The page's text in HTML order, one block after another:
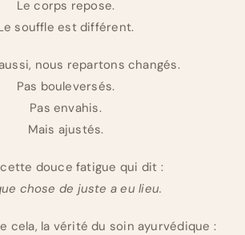
Le corps repose.
souffle est différent.
nous repartons changés.
Pas bouleversés.
Pas envahis.
Mais ajustés.
douce fatigue qui dit :
chose de juste a eu lieu.
cela, la vérité du soin ayurvédique :